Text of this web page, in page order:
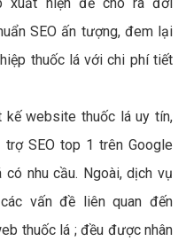
SEO ấn tượng, đem lại
thuốc lá với chi phí tiết
kế website thuốc lá uy tín,
SEO top 1 trên Google
nhu cầu. Ngoài, dịch vụ
vấn đề liên quan đến
thuốc lá ; đều được nhân